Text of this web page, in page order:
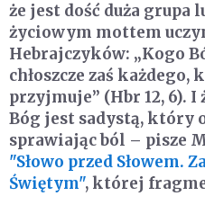
że jest dość duża grupa
życiowym mottem
Hebrajczyków: „Kogo
chłoszcze zaś każdego,
przyjmuje” (Hbr 12, 6).
Bóg jest sadystą, który
sprawiając ból – pisze
"Słowo przed Słowem.
Świętym", której